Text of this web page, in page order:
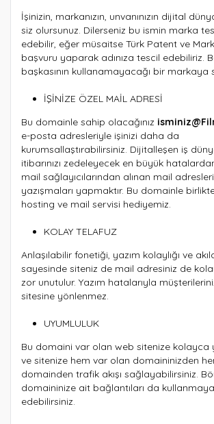
İşinizin, markanızın, unvanınızın dijital
siz olursunuz. Dilerseniz bu ismin marka
edebilir, eğer müsaitse Türk Patent ve
başvuru yaparak adınıza tescil edebiliriz.
başkasının kullanamayacağı bir markaya
İŞİNİZE ÖZEL MAİL ADRESİ
Bu domainle sahip olacağınız
e-posta adresleriyle işinizi daha da
kurumsallaştırabilirsiniz. Dijitalleşen iş
itibarınızı zedeleyecek en büyük
mail sağlayıcılarından alınan mail
yazışmaları yapmaktır. Bu domainle birlikte 1
hosting ve mail servisi hediyemiz.
KOLAY TELAFUZ
Anlaşılabilir fonetiği, yazım kolaylığı ve
sayesinde siteniz de mail adresiniz de
zor unutulur. Yazım hatalarıyla
sitesine yönlenmez.
UYUMLULUK
Bu domaini var olan web sitenize kolayca
ve sitenize hem var olan domaininizden
domainden trafik akışı sağlayabilirsiniz.
domaininize ait bağlantıları da
edebilirsiniz.